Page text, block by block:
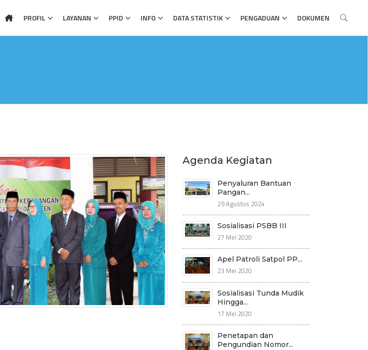
PROFIL LAYANAN PPID INFO DATA STATISTIK PENGADUAN DOKUMEN
Agenda Kegiatan
Penyaluran Bantuan
Pangan...
29 Agustus 2024
Sosialisasi PSBB III
27 Mei 2020
Apel Patroli Satpol PP...
23 Mei 2020
Sosialisasi Tunda Mudik
Hingga...
17 Mei 2020
Penetapan dan
Pengundian Nomor...